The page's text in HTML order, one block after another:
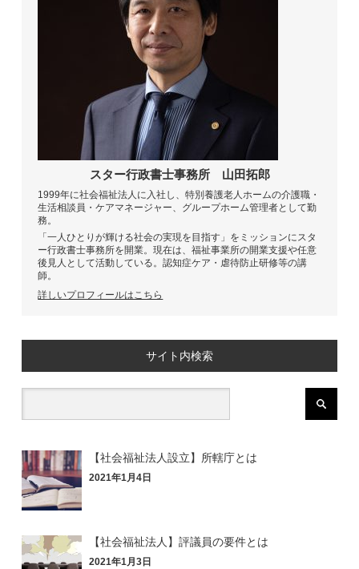
スター行政書士事務所山田拓郎
1999年に社会福祉法人に入社し、特別養護老人ホームの介護職・
生活相談員・ケアマネージャー、グループホーム管理者として勤
務。
「一人ひとりが輝ける社会の実現を目指す」をミッションにスタ
ー行政書士事務所を開業。現在は、福祉事業所の開業支援や任意
後見人として活動している。認知症ケア・虐待防止研修等の講
師。
詳しいプロフィールはこちら
サイト内検索
【社会福祉法人設立】所轄庁とは
2021年1月4日
【社会福祉法人】評議員の要件とは
2021年1月3日